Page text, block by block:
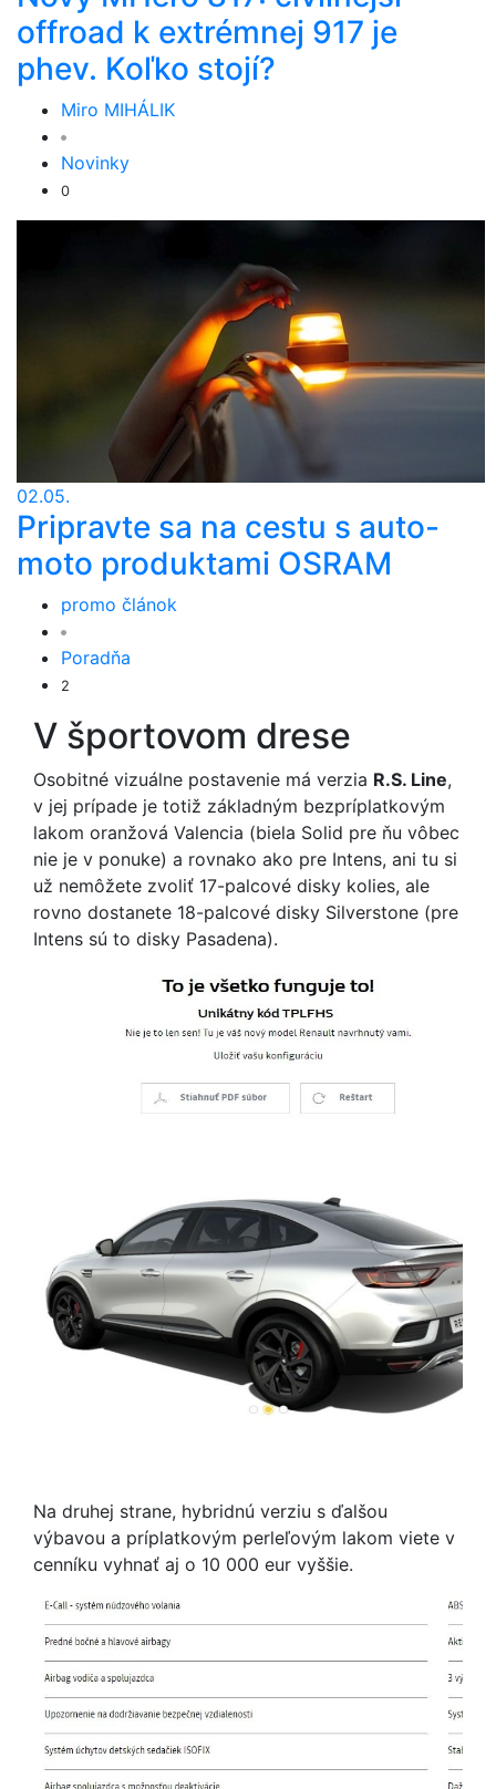
offroad k extrémnej 917 je
phev. Koľko stojí?
Miro MIHÁLIK
Novinky
0
02.05.
Pripravte sa na cestu s auto-
moto produktami OSRAM
promo článok
Poradňa
2
V športovom drese
Osobitné vizuálne postavenie má verzia R.S. Line,
v jej prípade je totiž základným bezpríplatkovým
lakom oranžová Valencia (biela Solid pre ňu vôbec
nie je v ponuke) a rovnako ako pre Intens, ani tu si
už nemôžete zvoliť 17-palcové disky kolies, ale
rovno dostanete 18-palcové disky Silverstone (pre
Intens sú to disky Pasadena).
Na druhej strane, hybridnú verziu s ďalšou
výbavou a príplatkovým perleľovým lakom viete v
cenníku vyhnať aj o 10 000 eur vyššie.